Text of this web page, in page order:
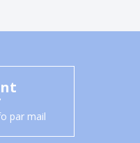
par mail